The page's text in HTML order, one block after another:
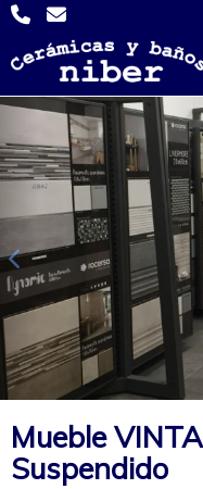
Anterior
Mueble
Suspendido